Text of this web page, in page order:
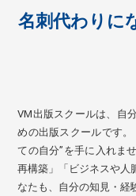
名刺代わりに
VM出版スクールは、自
めの出版スクールです
ての自分”を手に入れま
再構築」「ビジネスや人
なたも、自分の知見・経